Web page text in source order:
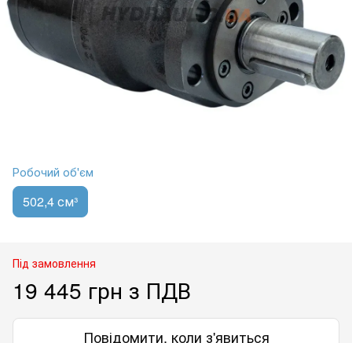
Робочий об'єм
502,4 см³
Під замовлення
19 445 грн з ПДВ
Повідомити, коли з'явиться